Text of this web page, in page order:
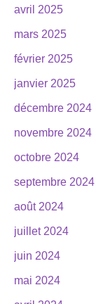
avril 2025
mars 2025
février 2025
janvier 2025
décembre 2024
novembre 2024
octobre 2024
septembre 2024
août 2024
juillet 2024
juin 2024
mai 2024